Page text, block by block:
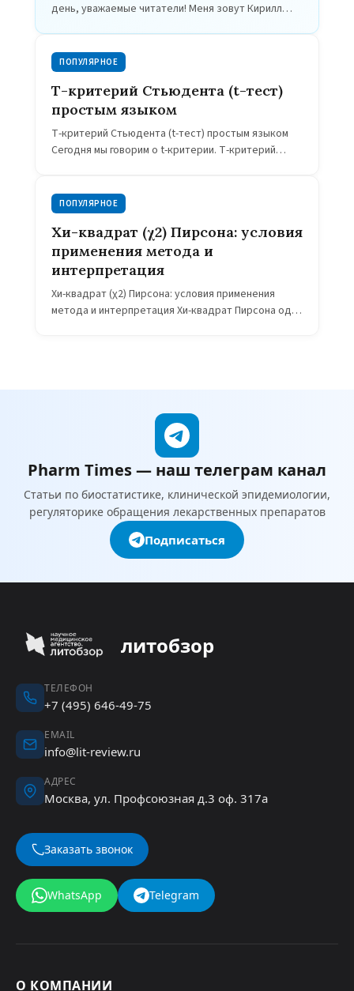
день, уважаемые читатели! Меня зовут Кирилл
беседы будет «Доверительный интервал». Что…
ПОПУЛЯРНОЕ
Т-критерий Стьюдента (t-тест)
простым языком
Т-критерий Стьюдента (t-тест) простым языком
Сегодня мы говорим о t-критерии. Т-критерий
называют парный Т-критерий Стьюдента, t-test,
two-sample…
ПОПУЛЯРНОЕ
Хи-квадрат (χ2) Пирсона: условия
применения метода и
интерпретация
Хи-квадрат (χ2) Пирсона: условия применения
метода и интерпретация Хи-квадрат Пирсона один
Pharm Times — наш телеграм канал
Статьи по биостатистике, клинической эпидемиологии,
регуляторике обращения лекарственных препаратов
Подписаться
литобзор
ТЕЛЕФОН
+7 (495) 646-49-75
EMAIL
info@lit-review.ru
АДРЕС
Москва, ул. Профсоюзная д.3 оф. 317а
Заказать звонок
WhatsApp Telegram
О КОМПАНИИ